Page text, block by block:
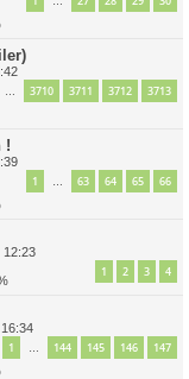
… 3710 3711 3712 3713
!
1 … 63 64 65 66
12:23
1 2 3 4
1 … 144 145 146 147